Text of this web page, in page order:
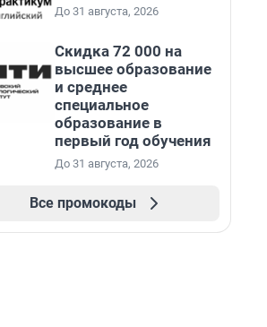
До 31 августа, 2026
Скидка 72 000 на
высшее образование
и среднее
специальное
образование в
первый год обучения
До 31 августа, 2026
Все промокоды